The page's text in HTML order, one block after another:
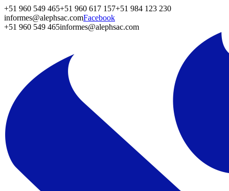
+51 960 549 465+51 960 617 157+51 984 123 230
informes@alephsac.comFacebook
+51 960 549 465informes@alephsac.com